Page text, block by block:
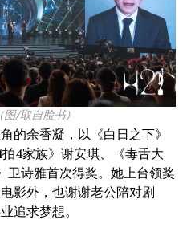
/取自脸书）
的余香凝，以《白日之下》
4家族》谢安琪、《毒舌大
卫诗雅首次得奖。她上台领奖
影外，也谢谢老公陪对剧
追求梦想。